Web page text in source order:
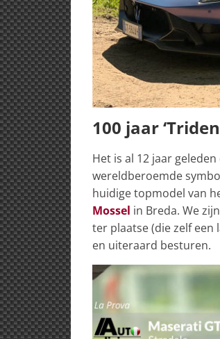
100 jaar
Het is al 12 jaar
wereldberoemde
huidige topmodel van
Mossel in Breda. We
ter plaatse (die zelf een
en uiteraard besturen.